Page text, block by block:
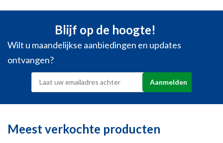
Blijf op de hoogte!
Wilt u maandelijkse aanbiedingen en updates
ontvangen?
Meest verkochte producten